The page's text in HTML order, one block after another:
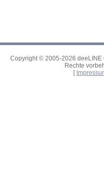
Copyright © 2005-2026 deeLINE
Rechte
[